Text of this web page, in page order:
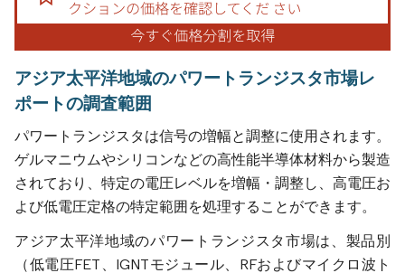
アジア太平洋地域のパワートランジスタ市場レ
ポートの調査範囲
パワートランジスタは信号の増幅と調整に使用されます。
ゲルマニウムやシリコンなどの高性能半導体材料から製造
されており、特定の電圧レベルを増幅・調整し、高電圧お
よび低電圧定格の特定範囲を処理することができます。
アジア太平洋地域のパワートランジスタ市場は、製品別
（低電圧FET、IGNTモジュール、RFおよびマイクロ波ト